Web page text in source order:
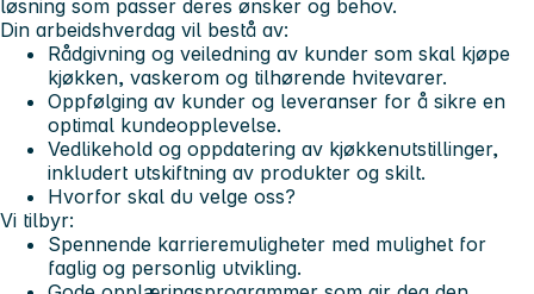
løsning som passer deres ønsker og behov.
Din arbeidshverdag vil bestå av:
Rådgivning og veiledning av kunder som skal kjøpe
kjøkken, vaskerom og tilhørende hvitevarer.
Oppfølging av kunder og leveranser for å sikre en
optimal kundeopplevelse.
Vedlikehold og oppdatering av kjøkkenutstillinger,
inkludert utskiftning av produkter og skilt.
Hvorfor skal du velge oss?
Vi tilbyr:
Spennende karrieremuligheter med mulighet for
faglig og personlig utvikling.